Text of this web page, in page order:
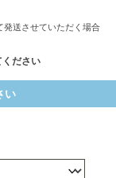
送させていただく場合
ださい
い